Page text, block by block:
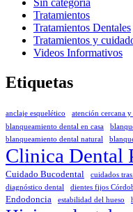
Sin categoría
Tratamientos
Tratamientos Dentales
Tratamientos y
Videos Informativos
Etiquetas
anclaje esquelético atención cercana
blanqueamiento dental en casa
blanqueamiento dental natural
Clinica Dental
Cuidado Bucodental cuidados
diagnóstico dental
dientes fijos
Endodoncia estabilidad del hueso